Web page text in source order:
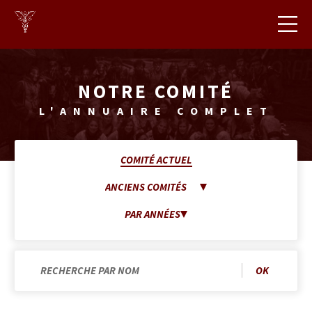
http://cbhec.be
CB
HEC
NOTRE COMITÉ
L'ANNUAIRE COMPLET
COMITÉ ACTUEL